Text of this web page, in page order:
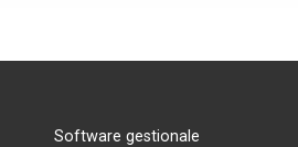
Software gestionale